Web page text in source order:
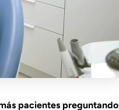
pacientes preguntando